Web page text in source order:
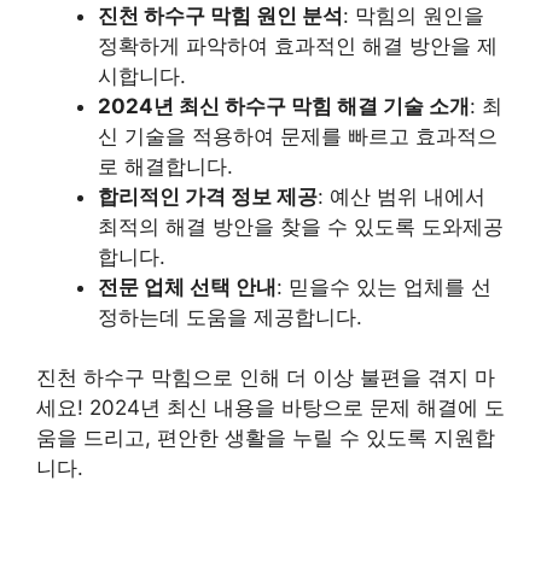
진천 하수구 막힘 원인 분석: 막힘의 원인을
정확하게 파악하여 효과적인 해결 방안을 제
시합니다.
2024년 최신 하수구 막힘 해결 기술 소개: 최
신 기술을 적용하여 문제를 빠르고 효과적으
로 해결합니다.
합리적인 가격 정보 제공: 예산 범위 내에서
최적의 해결 방안을 찾을 수 있도록 도와제공
합니다.
전문 업체 선택 안내: 믿을수 있는 업체를 선
정하는데 도움을 제공합니다.
진천 하수구 막힘으로 인해 더 이상 불편을 겪지 마
세요! 2024년 최신 내용을 바탕으로 문제 해결에 도
움을 드리고, 편안한 생활을 누릴 수 있도록 지원합
니다.